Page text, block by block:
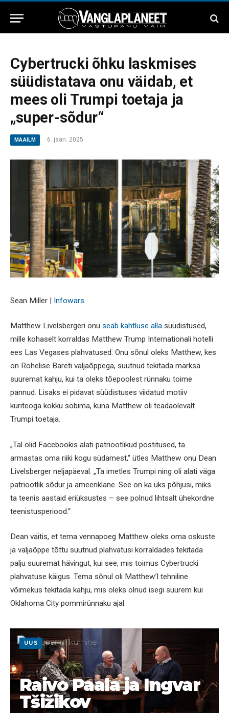
Cybertrucki õhku laskmises
süüdistatava onu väidab, et
mees oli Trumpi toetaja ja
„super-sõdur“
MAAILM 6. jaan. 2025
Sean Miller | Infowars
Matthew Livelsbergeri onu seab kahtluse alla süüdistused,
mille kohaselt korraldas Matthew Trump Internationali hotelli
ees Las Vegases plahvatused. Onu sõnul oleks Matthew, kes
on Rohelise Bareti väljaõppega, suutnud tekitada märksa
suuremat kahju, kui ta oleks tõepoolest rünnaku toime
pannud. Lisaks ei pidavat süüdistuses viidatud motiiv
kuriteoga kokku sobima, kuna Matthew oli teadaolevalt
Trumpi toetaja.
„Tal olid Facebookis alati patriootlikud postitused, ta
armastas oma riiki kogu südamest,“ ütles Matthew onu Dean
Livelsberger neljapäeval. „Ta imetles Trumpi ning oli alati väga
patriootlik sõdur ja ameeriklane. See on ka üks põhjusi, miks
ta teenis aastaid eriüksustes – see polnud lihtsalt ühekordne
teenistusperiood.“
Dean väitis, et tema vennapoeg Matthew oleks oma oskuste
ja väljaõppe tõttu suutnud plahvatusi korraldades tekitada
palju suuremat hävingut, kui see, mis toimus Cybertrucki
plahvatuse käigus. Tema sõnul oli Matthew’l tehniline
võimekus tekitada kahju, mis oleks olnud isegi suurem kui
Oklahoma City pommirünnaku ajal.
UUS
Raivo Paala ja Ingvar
Tšižikov